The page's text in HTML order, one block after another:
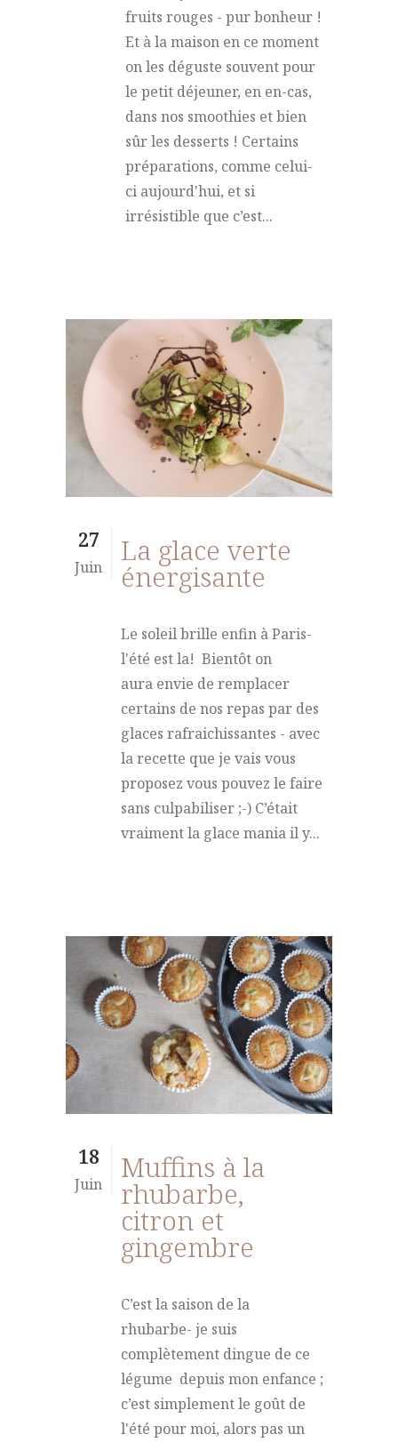
fruits rouges - pur bonheur !
Et à la maison en ce moment
on les déguste souvent pour
le petit déjeuner, en en-cas,
dans nos smoothies et bien
sûr les desserts ! Certains
préparations, comme celui-
ci aujourd'hui, et si
irrésistible que c’est...
27
Juin La glace verte
énergisante
Le soleil brille enfin à Paris-
l'été est la! Bientôt on
aura envie de remplacer
certains de nos repas par des
glaces rafraichissantes - avec
la recette que je vais vous
proposez vous pouvez le faire
sans culpabiliser ;-) C’était
vraiment la glace mania il y...
18
Juin Muffins à la
rhubarbe,
citron et
gingembre
C’est la saison de la
rhubarbe- je suis
complètement dingue de ce
légume depuis mon enfance ;
c’est simplement le goût de
l'été pour moi, alors pas un